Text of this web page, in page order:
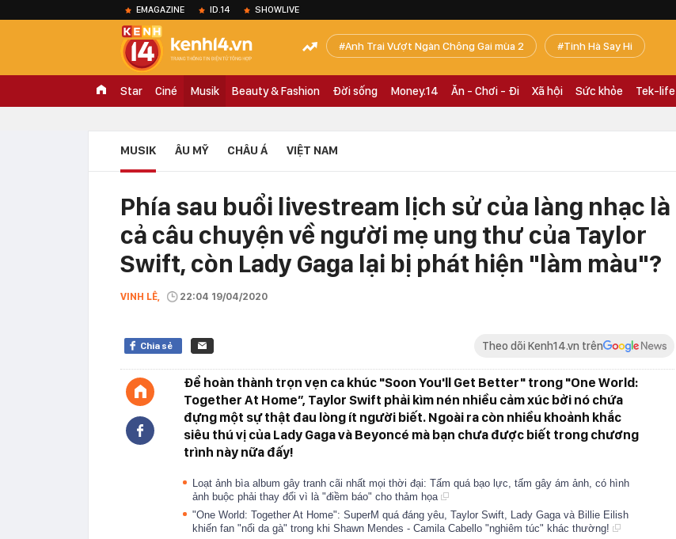
EMAGAZINE ID.14 SHOWLIVE
Anh Trai Vượt Ngàn Chông Gai mùa 2 Tinh Hà Say Hi
Star Ciné Musik Beauty & Fashion Đời sống Money.14 Ăn - Chơi - Đi Xã hội Sức khỏe Tek-life
MUSIK ÂU MỸ CHÂU Á VIỆT NAM
Phía sau buổi livestream lịch sử của làng nhạc là
cả câu chuyện về người mẹ ung thư của Taylor
Swift, còn Lady Gaga lại bị phát hiện "làm màu"?
VINH LÊ, 22:04 19/04/2020
Chia sẻ Theo dõi Kenh14.vn trên
Để hoàn thành trọn vẹn ca khúc "Soon You'll Get Better" trong "One World:
Together At Home”, Taylor Swift phải kìm nén nhiều cảm xúc bởi nó chứa
đựng một sự thật đau lòng ít người biết. Ngoài ra còn nhiều khoảnh khắc
siêu thú vị của Lady Gaga và Beyoncé mà bạn chưa được biết trong chương
trình này nữa đấy!
Loạt ảnh bìa album gây tranh cãi nhất mọi thời đại: Tấm quá bạo lực, tấm gây ám ảnh, có hình
ảnh buộc phải thay đổi vì là "điềm báo" cho thảm họa
"One World: Together At Home": SuperM quá đáng yêu, Taylor Swift, Lady Gaga và Billie Eilish
khiến fan "nổi da gà" trong khi Shawn Mendes - Camila Cabello "nghiêm túc" khác thường!